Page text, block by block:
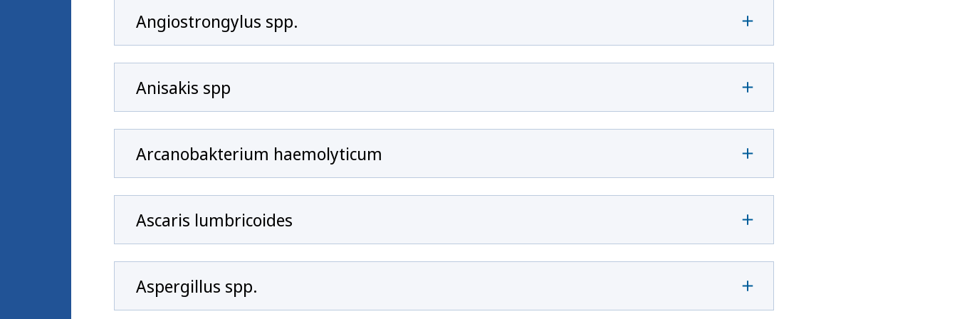
Angiostrongylus spp.
Anisakis spp
Arcanobakterium haemolyticum
Ascaris lumbricoides
Aspergillus spp.